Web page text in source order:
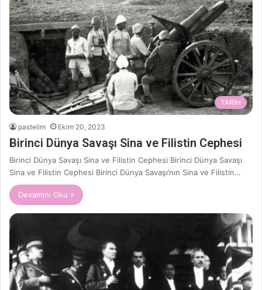
TARİH
pastelim Ekim 20, 2023
Birinci Dünya Savaşı Sina ve Filistin Cephesi
Birinci Dünya Savaşı Sina ve Filistin Cephesi Birinci Dünya Savaşı
Sina ve Filistin Cephesi Birinci Dünya Savaşı’nın Sina ve Filistin…
Devamını Oku »